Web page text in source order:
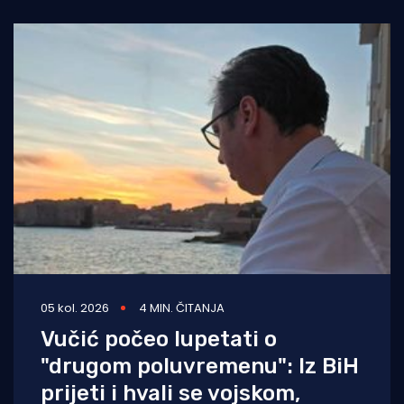
05 kol. 2026 4 MIN. ČITANJA
Vučić počeo lupetati o
"drugom poluvremenu": Iz BiH
prijeti i hvali se vojskom,